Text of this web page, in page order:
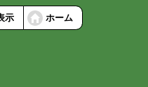
示 ホーム